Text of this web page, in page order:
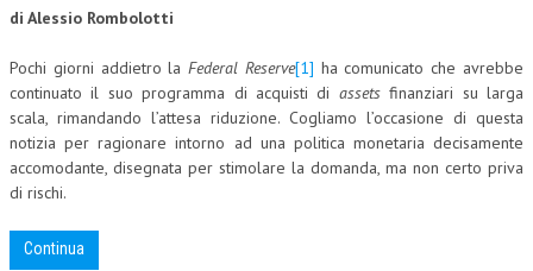
di Alessio Rombolotti
Pochi giorni addietro laFederal Reserve[1] ha comunicato che avrebbe
continuato il suo programma di acquisti di assetsfinanziari su larga
scala, rimandando l’attesa riduzione. Cogliamo l’occasione di questa
notizia per ragionare intorno ad una politica monetaria decisamente
accomodante, disegnata per stimolare la domanda, ma non certo priva
di rischi.
Continua